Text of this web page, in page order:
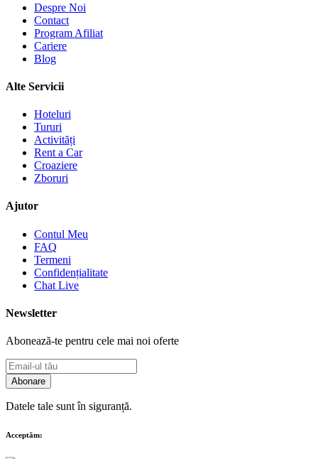
Despre Noi
Contact
Program Afiliat
Cariere
Blog
Alte Servicii
Hoteluri
Tururi
Activități
Rent a Car
Croaziere
Zboruri
Ajutor
Contul Meu
FAQ
Termeni
Confidențialitate
Chat Live
Newsletter
Abonează-te pentru cele mai noi oferte
Abonare
Datele tale sunt în siguranță.
Acceptăm: